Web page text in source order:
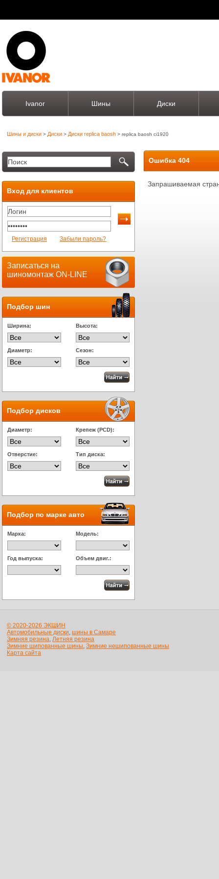
Ivanor Шины Диски
Шины и диски > Диски > Диски replica baosh > replica baosh ci1920
Вход для клиентов
Регистрация Забыли пароль?
Записаться на
шиномонтаж ON-LINE
Подбор шин
Ширина: Высота:
Диаметр: Сезон:
Подбор дисков
Диаметр: Крепеж (PCD):
Отверстие: Тип диска:
Подбор по марке авто
Марка: Модель:
Год выпуска: Объем двиг.:
Ошибка 404
Запрашиваемая
© 2020-2026 ЭКШИН
Автомобильные диски, шины в Самаре
Зимняя резина, Летняя резина
Зимние шипованные шины, Зимние нешипованные шины
Карта сайта